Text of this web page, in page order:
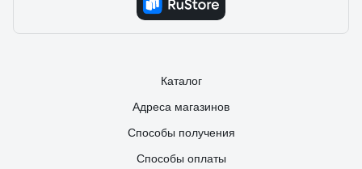
Каталог
Адреса магазинов
Способы получения
Способы оплаты